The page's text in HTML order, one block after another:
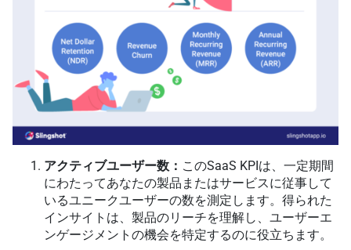
アクティブユーザー数： このSaaS KPIは、一定期間
にわたってあなたの製品またはサービスに従事して
いるユニークユーザーの数を測定します。得られた
インサイトは、製品のリーチを理解し、ユーザーエ
ンゲージメントの機会を特定するのに役立ちます。